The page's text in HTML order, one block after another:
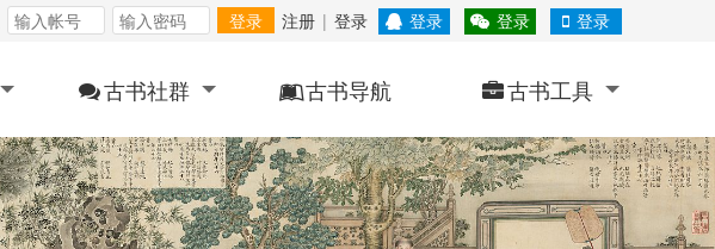
登录 注册 | 登录 登录 登录 登录
古书社群 古书导航 古书工具